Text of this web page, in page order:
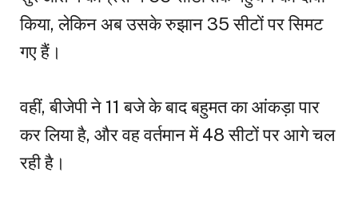
किया, लेकिन अब उसके रुझान 35 सीटों पर सिमट
गए हैं।
वहीं, बीजेपी ने 11 बजे के बाद बहुमत का आंकड़ा पार
कर लिया है, और वह वर्तमान में 48 सीटों पर आगे चल
रही है।